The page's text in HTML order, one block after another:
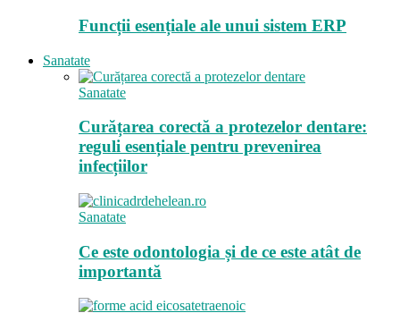
Funcții esențiale ale unui sistem ERP
Sanatate
Sanatate
Curățarea corectă a protezelor dentare:
reguli esențiale pentru prevenirea
infecțiilor
Sanatate
Ce este odontologia și de ce este atât de
importantă